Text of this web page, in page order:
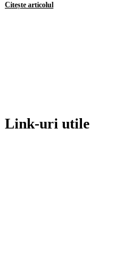
Citește articolul
Link-uri utile